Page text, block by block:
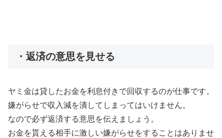
・返済の意思を見せる
ヤミ金は貸したお金を利息付きで回収するのが仕事です。
嫌がらせで収入減を潰してしまってはいけません。
なので必ず返済する意思を伝えましょう。
お金を貰える相手に激しい嫌がらせをすることはありませ